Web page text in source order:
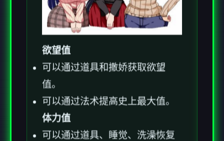
欲望值
可以通过道具和撒娇获取欲望
值。
可以通过法术提高史上最大值。
体力值
可以通过道具、睡觉、洗澡恢复